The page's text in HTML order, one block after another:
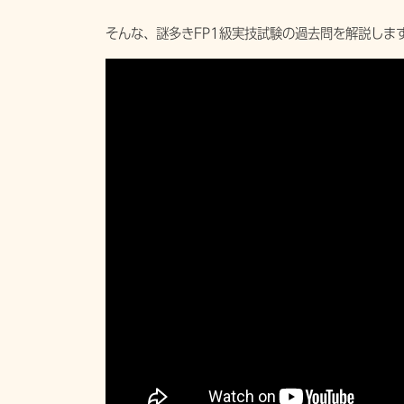
そんな、謎多きFP1級実技試験の過去問を解説しま